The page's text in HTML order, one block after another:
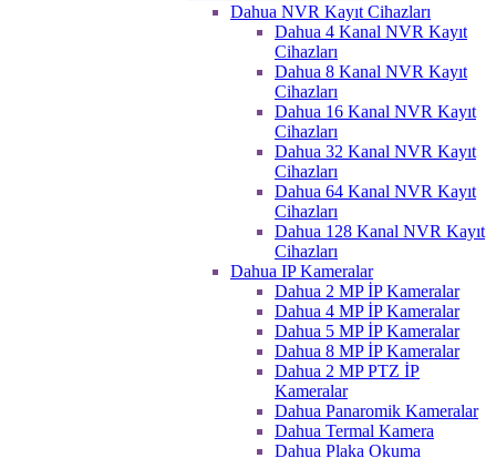
Dahua NVR Kayıt Cihazları
Dahua 4 Kanal NVR Kayıt
Cihazları
Dahua 8 Kanal NVR Kayıt
Cihazları
Dahua 16 Kanal NVR Kayıt
Cihazları
Dahua 32 Kanal NVR Kayıt
Cihazları
Dahua 64 Kanal NVR Kayıt
Cihazları
Dahua 128 Kanal NVR Kayıt
Cihazları
Dahua IP Kameralar
Dahua 2 MP İP Kameralar
Dahua 4 MP İP Kameralar
Dahua 5 MP İP Kameralar
Dahua 8 MP İP Kameralar
Dahua 2 MP PTZ İP
Kameralar
Dahua Panaromik Kameralar
Dahua Termal Kamera
Dahua Plaka Okuma